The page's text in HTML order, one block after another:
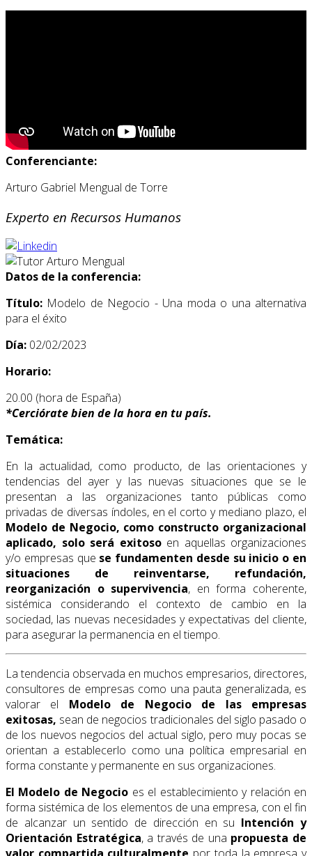
Conferenciante:
Arturo Gabriel Mengual de Torre
Experto en Recursos Humanos
Datos de la conferencia:
Título: Modelo de Negocio - Una moda o una alternativa
para el éxito
Día: 02/02/2023
Horario:
20.00 (hora de España)
*Cerciórate bien de la hora en tu país.
Temática:
En la actualidad, como producto, de las orientaciones y
tendencias del ayer y las nuevas situaciones que se le
presentan a las organizaciones tanto públicas como
privadas de diversas índoles, en el corto y mediano plazo, el
Modelo de Negocio, como constructo organizacional
aplicado, solo será exitoso en aquellas organizaciones
y/o empresas que se fundamenten desde su inicio o en
situaciones de reinventarse, refundación,
reorganización o supervivencia, en forma coherente,
sistémica considerando el contexto de cambio en la
sociedad, las nuevas necesidades y expectativas del cliente,
para asegurar la permanencia en el tiempo.
La tendencia observada en muchos empresarios, directores,
consultores de empresas como una pauta generalizada, es
valorar el Modelo de Negocio de las empresas
exitosas, sean de negocios tradicionales del siglo pasado o
de los nuevos negocios del actual siglo, pero muy pocas se
orientan a establecerlo como una política empresarial en
forma constante y permanente en sus organizaciones.
El Modelo de Negocio es el establecimiento y relación en
forma sistémica de los elementos de una empresa, con el fin
de alcanzar un sentido de dirección en su Intención y
Orientación Estratégica, a través de una propuesta de